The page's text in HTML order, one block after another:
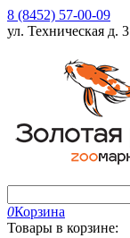
8 (8452) 57-00-09
ул. Техническая д. 3
0Корзина
Товары в корзине: